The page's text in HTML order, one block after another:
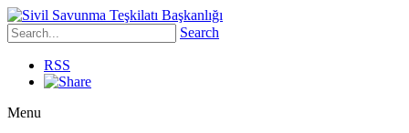
Search
RSS
Menu